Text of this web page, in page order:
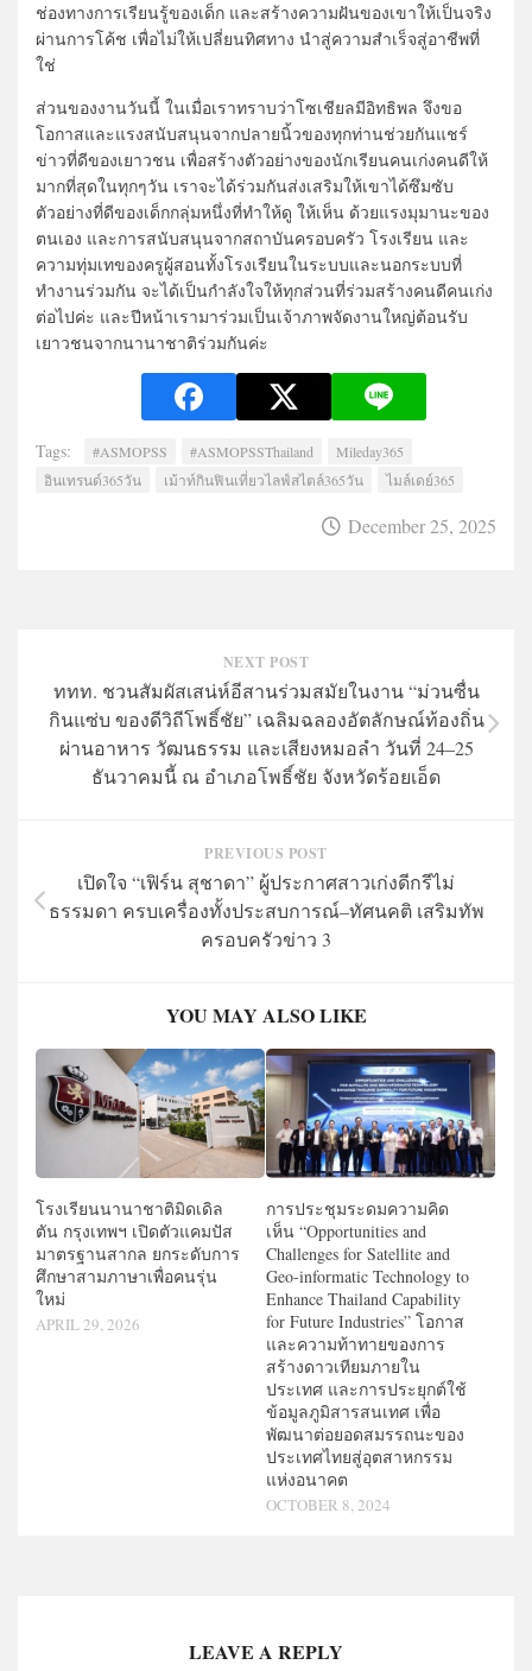
ช่องทางการเรียนรู้ของเด็ก และสร้างความฝันของเขาให้เป็นจริง
ผ่านการโค้ช เพื่อไม่ให้เปลี่ยนทิศทาง นำสู่ความสำเร็จสู่อาชีพที่
ใช่
ส่วนของงานวันนี้ ในเมื่อเราทราบว่าโซเชียลมีอิทธิพล จึงขอ
โอกาสและแรงสนับสนุนจากปลายนิ้วของทุกท่านช่วยกันแชร์
ข่าวที่ดีของเยาวชน เพื่อสร้างตัวอย่างของนักเรียนคนเก่งคนดีให้
มากที่สุดในทุกๆวัน เราจะได้ร่วมกันส่งเสริมให้เขาได้ซึมซับ
ตัวอย่างที่ดีของเด็กกลุ่มหนึ่งที่ทำให้ดู ให้เห็น ด้วยแรงมุมานะของ
ตนเอง และการสนับสนุนจากสถาบันครอบครัว โรงเรียน และ
ความทุ่มเทของครูผู้สอนทั้งโรงเรียนในระบบและนอกระบบที่
ทำงานร่วมกัน จะได้เป็นกำลังใจให้ทุกส่วนที่ร่วมสร้างคนดีคนเก่ง
ต่อไปค่ะ และปีหน้าเรามาร่วมเป็นเจ้าภาพจัดงานใหญ่ต้อนรับ
เยาวชนจากนานาชาติร่วมกันค่ะ
Tags: #ASMOPSS #ASMOPSSThailand
Mileday365
อินเทรนด์365วัน
เม้าท์กินฟินเที่ยวไลฟ์สไตล์365วัน ไมล์เดย์365
December 25, 2025
NEXT POST
ททท. ชวนสัมผัสเสน่ห์อีสานร่วมสมัยในงาน “ม่วนซื่น
กินแซ่บ ของดีวิถีโพธิ์ชัย” เฉลิมฉลองอัตลักษณ์ท้องถิ่น
ผ่านอาหาร วัฒนธรรม และเสียงหมอลำ วันที่ 24–25
ธันวาคมนี้ ณ อำเภอโพธิ์ชัย จังหวัดร้อยเอ็ด
PREVIOUS POST
เปิดใจ “เฟิร์น สุชาดา” ผู้ประกาศสาวเก่งดีกรีไม่
ธรรมดา ครบเครื่องทั้งประสบการณ์–ทัศนคติ เสริมทัพ
ครอบครัวข่าว 3
YOU MAY ALSO LIKE
โรงเรียนนานาชาติมิดเดิล
ตัน กรุงเทพฯ เปิดตัวแคมปัส
มาตรฐานสากล ยกระดับการ
ศึกษาสามภาษาเพื่อคนรุ่น
ใหม่
APRIL 29, 2026
การประชุมระดมความคิด
เห็น “Opportunities and
Challenges for Satellite and
Geo-informatic Technology to
Enhance Thailand Capability
for Future Industries” โอกาส
และความท้าทายของการ
สร้างดาวเทียมภายใน
ประเทศ และการประยุกต์ใช้
ข้อมูลภูมิสารสนเทศ เพื่อ
พัฒนาต่อยอดสมรรถนะของ
ประเทศไทยสู่อุตสาหกรรม
แห่งอนาคต
OCTOBER 8, 2024
LEAVE A REPLY